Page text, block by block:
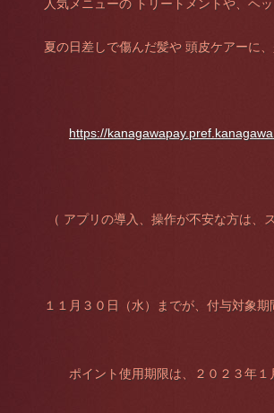
人気メニューの トリートメントや、ヘ
夏の日差しで傷んだ髪や 頭皮ケアーに
https://
（ アプリの導入、操作が不安な方は、
１１月３０日（水）までが、付与対象
ポイント使用期限は、２０２３年